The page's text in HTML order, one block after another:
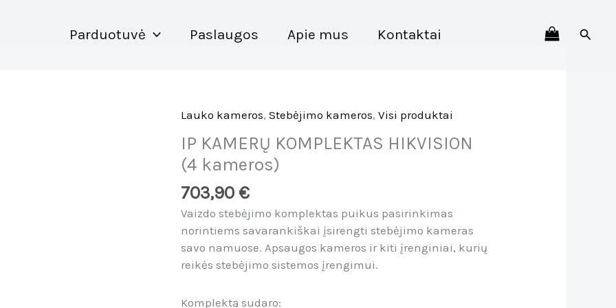
Parduotuvė Paslaugos Apie mus Kontaktai
Lauko kameros, Stebėjimo kameros, Visi produktai
IP KAMERŲ KOMPLEKTAS HIKVISION
(4 kameros)
703,90 €
Vaizdo stebėjimo komplektas puikus pasirinkimas
norintiems savarankiškai įsirengti stebėjimo kameras
savo namuose. Apsaugos kameros ir kiti įrenginiai, kurių
reikės stebėjimo sistemos įrengimui.
Komplektą sudaro:
produkto
IP
KAMERŲ
KOMPLEKTAS
HIKVISION
(4
kameros)